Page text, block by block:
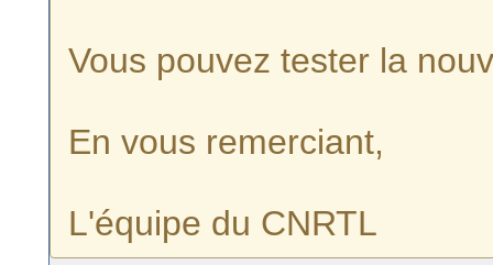
Vous pouvez tester la
En vous remerciant,
L'équipe du CNRTL